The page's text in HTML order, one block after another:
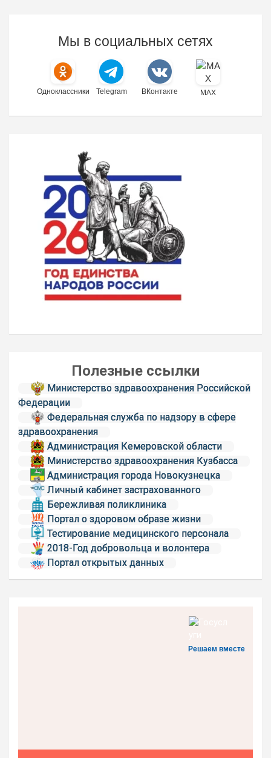
Мы в социальных сетях
Одноклассники Telegram ВКонтакте MAX
Полезные ссылки
Министерство здравоохранения Российской
Федерации
Федеральная служба по надзору в сфере
здравоохранения
Администрация Кемеровской области
Министерство здравоохранения Кузбасса
Администрация города Новокузнецка
Личный кабинет застрахованного
Бережливая поликлиника
Портал о здоровом образе жизни
Тестирование медицинского персонала
2018-Год добровольца и волонтера
Портал открытых данных
Решаем вместе